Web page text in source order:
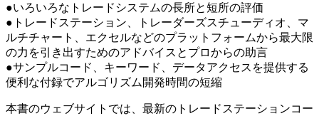
●いろいろなトレードシステムの長所と短所の評価
●トレードステーション、トレーダーズスチューディオ、マ
ルチチャート、エクセルなどのプラットフォームから最大限
の力を引き出すためのアドバイスとプロからの助言
●サンプルコード、キーワード、データアクセスを提供する
便利な付録でアルゴリズム開発時間の短縮
本書のウェブサイトでは、最新のトレードステーションコー